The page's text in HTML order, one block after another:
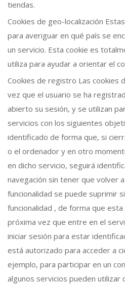
tiendas.
Cookies de geo-localización
para averiguar en qué país se
un servicio. Esta cookie es
utiliza para ayudar a orientar el
Cookies de registro Las cookies
vez que el usuario se ha
abierto su sesión, y se utilizan
servicios con los siguientes
identificado de forma que, si
o el ordenador y en otro
en dicho servicio, seguirá
navegación sin tener que volver
funcionalidad se puede suprimir
funcionalidad , de forma que esta
próxima vez que entre en el
iniciar sesión para estar
está autorizado para acceder a
ejemplo, para participar en un
algunos servicios pueden utilizar